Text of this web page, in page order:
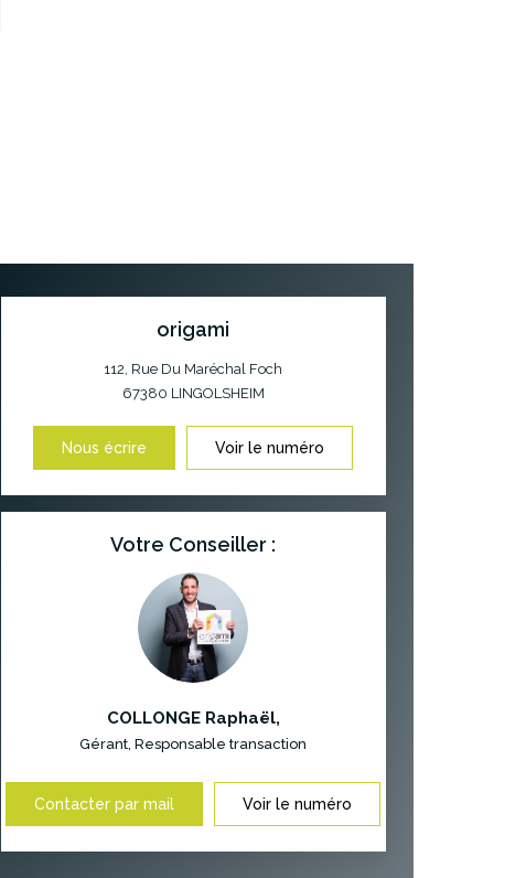
origami
112, Rue Du Maréchal Foch
67380 LINGOLSHEIM
Nous écrire Voir le numéro
Votre Conseiller :
COLLONGE Raphaël,
Gérant, Responsable transaction
Contacter par mail Voir le numéro